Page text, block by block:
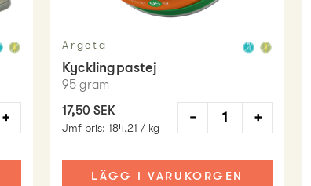
+
Argeta
Kycklingpastej
95 gram
17,50 SEK
Jmf pris:184,21 / kg
− +
LÄGG I VARUKORGEN